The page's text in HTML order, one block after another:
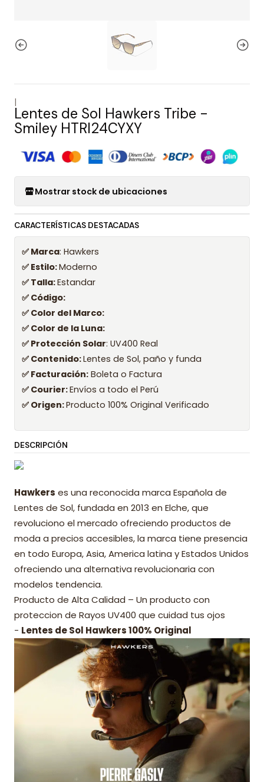
|
Lentes de Sol Hawkers Tribe -
Smiley HTRI24CYXY
Mostrar stock de ubicaciones
CARACTERÍSTICAS DESTACADAS
✅ Marca: Hawkers
✅ Estilo:Moderno
✅ Talla:Estandar
✅ Código:
✅ Color del Marco:
✅ Color de la Luna:
✅ Protección Solar: UV400 Real
✅ Contenido:Lentes de Sol, paño y funda
✅ Facturación: Boleta o Factura
✅ Courier:Envíos a todo el Perú
✅ Origen:Producto 100% Original Verificado
DESCRIPCIÓN
Hawkers es una reconocida marca Española de
Lentes de Sol, fundada en 2013 en Elche, que
revoluciono el mercado ofreciendo productos de
moda a precios accesibles, la marca tiene presencia
en todo Europa, Asia, America latina y Estados Unidos
ofreciendo una alternativa revolucionaria con
modelos tendencia.
Producto de Alta Calidad – Un producto con
proteccion de Rayos UV400 que cuidad tus ojos
- Lentes de Sol Hawkers 100% Original